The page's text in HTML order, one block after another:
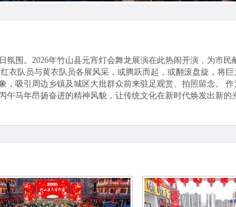
围。2026年竹山县元宵灯会舞龙展演在此热闹开演，为市民
衣队员与黄衣队员各展风采，或腾跃而起，或翻滚盘旋，将
吸引周边乡镇及城区大批群众前来驻足观赏、拍照留念。
马年昂扬奋进的精神风貌，让传统文化在新时代焕发出新的